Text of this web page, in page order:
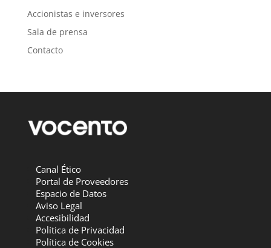
Accionistas e inversores
Sala de prensa
Contacto
Canal Ético
Portal de Proveedores
Espacio de Datos
Aviso Legal
Accesibilidad
Política de Privacidad
Política de Cookies